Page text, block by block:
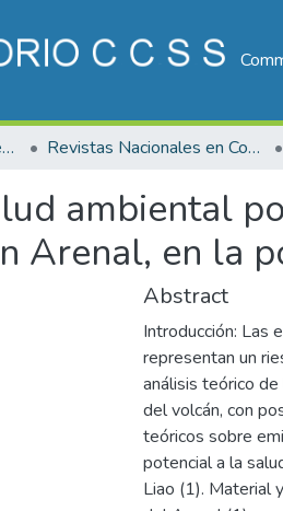
Salud y Seguridad Social en Costa Rica Revistas Nacionales en Costa Rica
ambiental
Arenal, en la
Abstract
Introducción: Las
representan un
análisis teórico
del volcán, con
teóricos sobre
potencial a la
Liao (1). Material